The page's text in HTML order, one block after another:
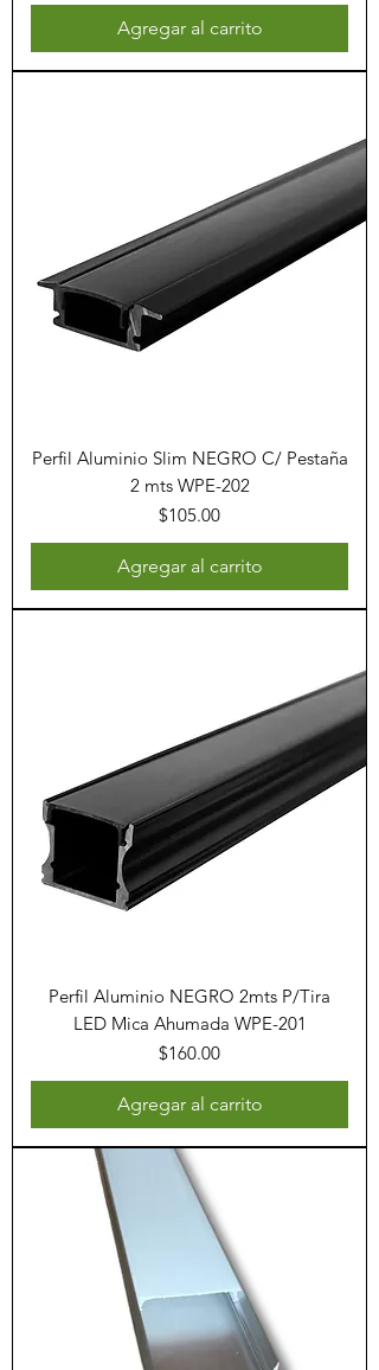
Agregar al carrito
Perfil Aluminio Slim NEGRO C/ Pestaña
2 mts WPE-202
Precio
$105.00
Agregar al carrito
Perfil Aluminio NEGRO 2mts P/Tira
LED Mica Ahumada WPE-201
Precio
$160.00
Agregar al carrito